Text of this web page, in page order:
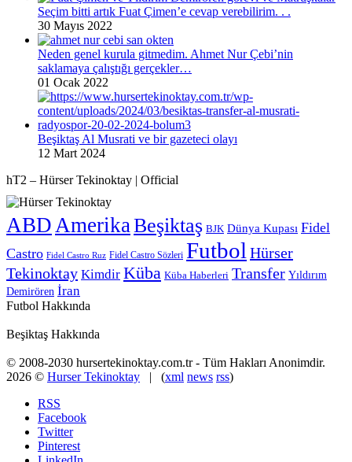
Seçim bitti artık Fuat Çimen’e cevap verebilirim. . .
30 Mayıs 2022
Neden genel kurula gitmedim. Ahmet Nur Çebi’nin
saklamaya çalıştığı gerçekler…
01 Ocak 2022
Beşiktaş Al Musrati ve bir gazeteci olayı
12 Mart 2024
hT2 – Hürser Tekinoktay | Official
ABD Amerika Beşiktaş BJK Dünya Kupası Fidel
Castro Fidel Castro Ruz Fidel Castro Sözleri Futbol Hürser
Tekinoktay Kimdir Küba Küba Haberleri Transfer Yıldırım
Demirören İran
Futbol Hakkında
Beşiktaş Hakkında
© 2008-2030 hursertekinoktay.com.tr - Tüm Hakları Anonimdir.
2026 © Hurser Tekinoktay | (xml news rss)
RSS
Facebook
Twitter
Pinterest